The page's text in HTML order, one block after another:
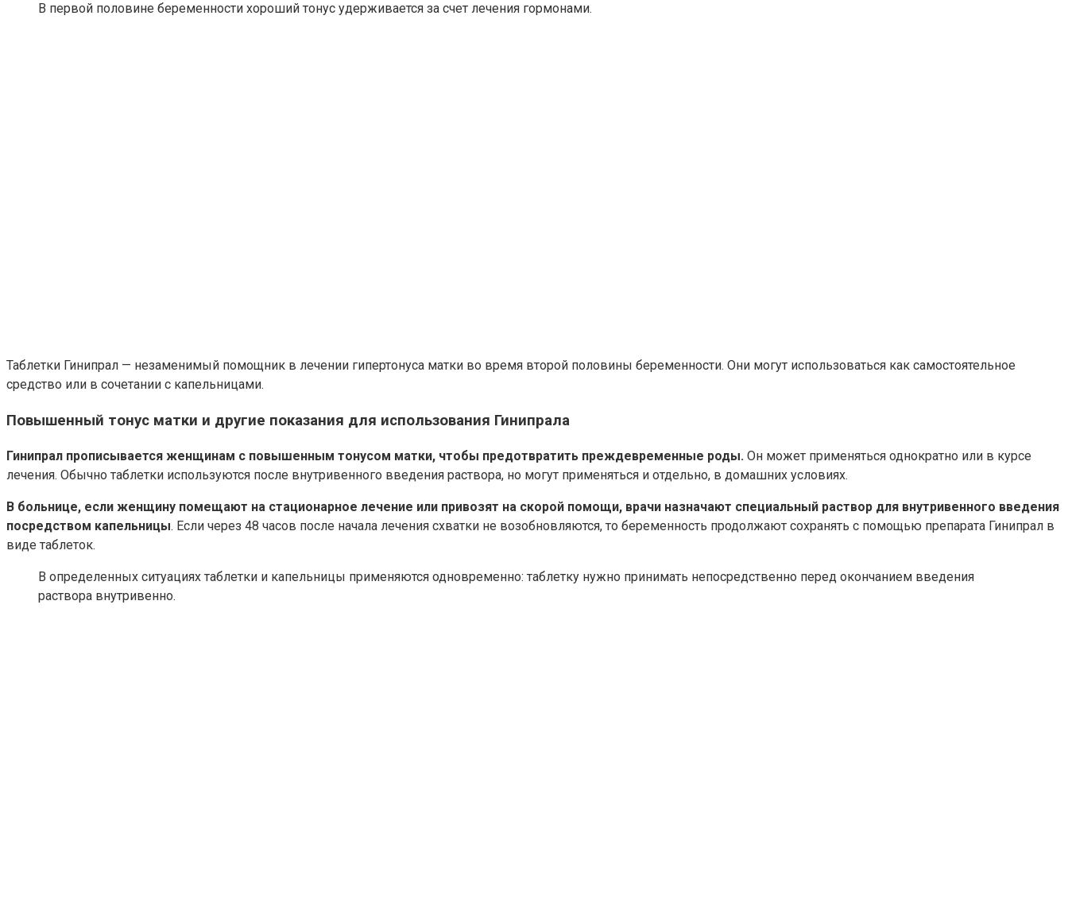
В первой половине беременности хороший тонус удерживается за счет лечения гормонами.
Таблетки Гинипрал — незаменимый помощник в лечении гипертонуса матки во время второй половины беременности. Они могут использоваться как самостоятельное
средство или в сочетании с капельницами.
Повышенный тонус матки и другие показания для использования Гинипрала
Гинипрал прописывается женщинам с повышенным тонусом матки, чтобы предотвратить преждевременные роды. Он может применяться однократно или в курсе
лечения. Обычно таблетки используются после внутривенного введения раствора, но могут применяться и отдельно, в домашних условиях.
В больнице, если женщину помещают на стационарное лечение или привозят на скорой помощи, врачи назначают специальный раствор для внутривенного введения
посредством капельницы. Если через 48 часов после начала лечения схватки не возобновляются, то беременность продолжают сохранять с помощью препарата Гинипрал в
виде таблеток.
В определенных ситуациях таблетки и капельницы применяются одновременно: таблетку нужно принимать непосредственно перед окончанием введения
раствора внутривенно.